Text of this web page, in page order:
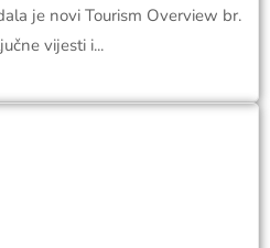
je novi Tourism Overview br.
vijesti i...